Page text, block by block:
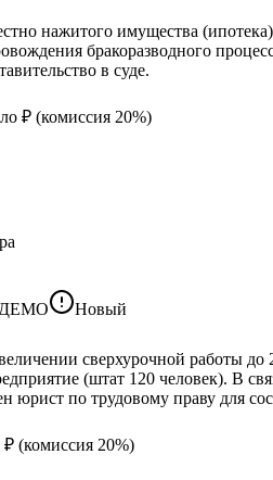
нажитого имущества (ипотека)
бракоразводного
в суде.
₽ (комиссия 20%)
ДЕМО
Новый
сверхурочной работы до
(штат 120 человек). В
юрист по трудовому праву для
₽ (комиссия 20%)